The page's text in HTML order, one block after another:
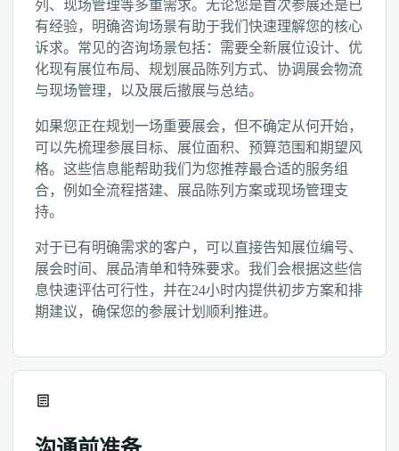
列、现场管理等多重需求。无论您是首次参展还是已
有经验，明确咨询场景有助于我们快速理解您的核心
诉求。常见的咨询场景包括：需要全新展位设计、优
化现有展位布局、规划展品陈列方式、协调展会物流
与现场管理，以及展后撤展与总结。
如果您正在规划一场重要展会，但不确定从何开始，
可以先梳理参展目标、展位面积、预算范围和期望风
格。这些信息能帮助我们为您推荐最合适的服务组
合，例如全流程搭建、展品陈列方案或现场管理支
持。
对于已有明确需求的客户，可以直接告知展位编号、
展会时间、展品清单和特殊要求。我们会根据这些信
息快速评估可行性，并在24小时内提供初步方案和排
期建议，确保您的参展计划顺利推进。